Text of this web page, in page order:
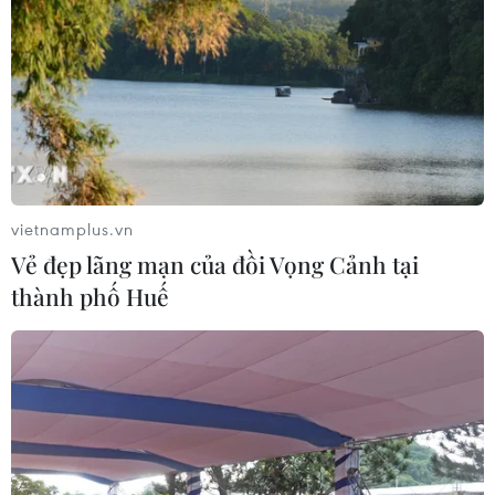
Bắc Ninh trước “ngưỡng cửa” thành
phố trực thuộc Trung ương
09/08/2026 01:40
65 năm thảm họa da cam: Mở rộng
chính sách, chung tay hàn gắn
09/08/2026 01:39
Thời tiết ngày 9/8: Bắc Bộ và Trung
Bộ ngày nắng nóng, Nam Bộ có mưa
vietnamplus.vn
Vẻ đẹp lãng mạn của đồi Vọng Cảnh tại
thành phố Huế